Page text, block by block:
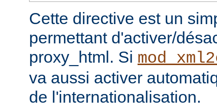
Cette directive est un
permettant d'activer/
proxy_html. Si
va aussi activer
de l'internationalisation.